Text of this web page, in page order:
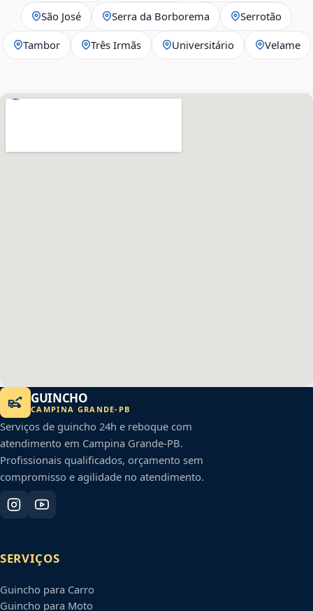
São José Serra da Borborema Serrotão
Tambor Três Irmãs Universitário Velame
GUINCHO
CAMPINA GRANDE- PB
Serviços de guincho 24h e reboque com
atendimento em Campina Grande-PB.
Profissionais qualificados, orçamento sem
compromisso e agilidade no atendimento.
SERVIÇOS
Guincho para Carro
Guincho para Moto